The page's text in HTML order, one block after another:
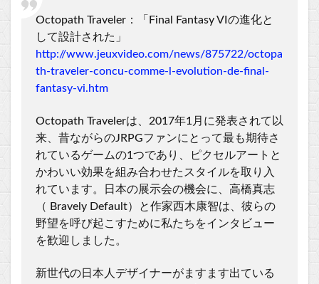
Octopath Traveler：「Final Fantasy VIの進化と
して設計された」
http://www.jeuxvideo.com/news/875722/octopa
th-traveler-concu-comme-l-evolution-de-final-
fantasy-vi.htm
Octopath Travelerは、2017年1月に発表されて以
来、昔ながらのJRPGファンにとって最も期待さ
れているゲームの1つであり、ピクセルアートと
かわいい効果を組み合わせたスタイルを取り入
れています。日本の展示会の機会に、高橋真志
（ Bravely Default）と作家西木康智は、彼らの
野望を呼び起こすために私たちをインタビュー
を歓迎しました。
新世代の日本人デザイナーがますます出ている